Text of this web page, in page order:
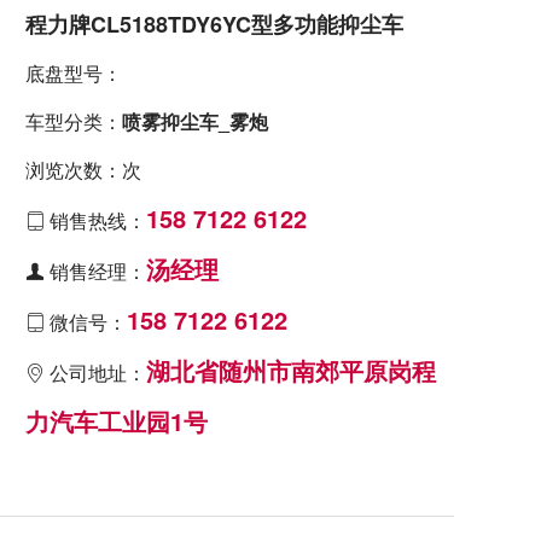
程力牌CL5188TDY6YC型多功能抑尘车
底盘型号：
车型分类： 喷雾抑尘车_雾炮
浏览次数：次
 销售热线： 158 7122 6122
 销售经理： 汤经理
 微信号： 158 7122 6122
 公司地址： 湖北省随州市南郊平原岗程
力汽车工业园1号